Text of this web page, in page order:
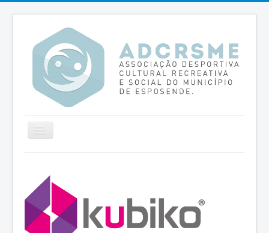
Ativar/Desativar
Missão